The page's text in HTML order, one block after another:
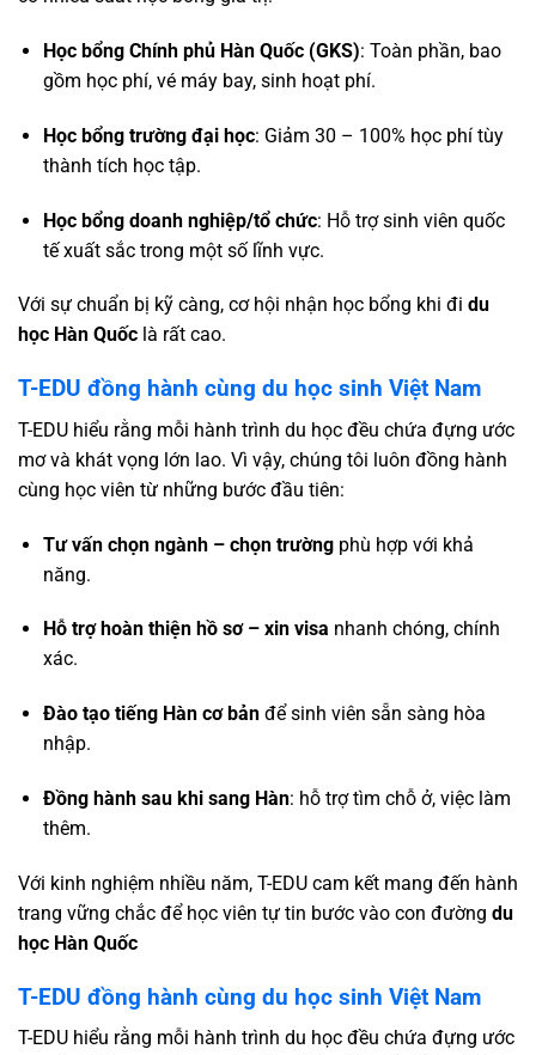
Học bổng Chính phủ Hàn Quốc (GKS): Toàn phần, bao
gồm học phí, vé máy bay, sinh hoạt phí.
Học bổng trường đại học: Giảm 30 – 100% học phí tùy
thành tích học tập.
Học bổng doanh nghiệp/tổ chức: Hỗ trợ sinh viên quốc
tế xuất sắc trong một số lĩnh vực.
Với sự chuẩn bị kỹ càng, cơ hội nhận học bổng khi đi du
học Hàn Quốc là rất cao.
T-EDU đồng hành cùng du học sinh Việt Nam
T-EDU hiểu rằng mỗi hành trình du học đều chứa đựng ước
mơ và khát vọng lớn lao. Vì vậy, chúng tôi luôn đồng hành
cùng học viên từ những bước đầu tiên:
Tư vấn chọn ngành – chọn trườngphù hợp với khả
năng.
Hỗ trợ hoàn thiện hồ sơ – xin visa nhanh chóng, chính
xác.
Đào tạo tiếng Hàn cơ bảnđể sinh viên sẵn sàng hòa
nhập.
Đồng hành sau khi sang Hàn: hỗ trợ tìm chỗ ở, việc làm
thêm.
Với kinh nghiệm nhiều năm, T-EDU cam kết mang đến hành
trang vững chắc để học viên tự tin bước vào con đường du
học Hàn Quốc
T-EDU đồng hành cùng du học sinh Việt Nam
T-EDU hiểu rằng mỗi hành trình du học đều chứa đựng ước